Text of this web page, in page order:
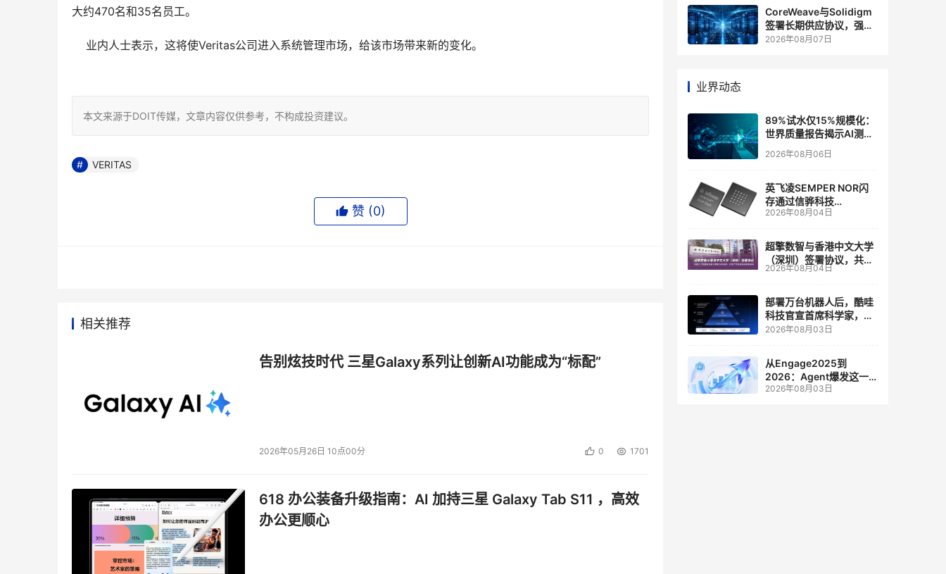
大约470名和35名员工。
业内人士表示，这将使Veritas公司进入系统管理市场，给该市场带来新的变化。
本文来源于DOIT传媒，文章内容仅供参考，不构成投资建议。
VERITAS
赞 (0)
相关推荐
告别炫技时代 三星Galaxy系列让创新AI功能成为“标配”
2026年05月26日 10点00分 0 1701
618 办公装备升级指南：AI 加持三星 Galaxy Tab S11 ，高效
办公更顺心
CoreWeave与Solidigm
签署长期供应协议，强化
一体化人工智能云平台
2026年08月07日
业界动态
89%试水仅15%规模化：
世界质量报告揭示AI测
试"落地鸿沟"
2026年08月06日
英飞凌SEMPER NOR闪
存通过信骅科技
AST2700 BMC认证，全
管理
2026年08月04日
超擎数智与香港中文大学
（深圳）签署协议，共建
人工智能和边缘计算联合
2026年08月04日
部署万台机器人后，酷哇
科技官宣首席科学家，要
让世界模型交付生产力
2026年08月03日
从Engage2025到
2026：Agent爆发这一
年，AI CRM 走到哪了
2026年08月03日